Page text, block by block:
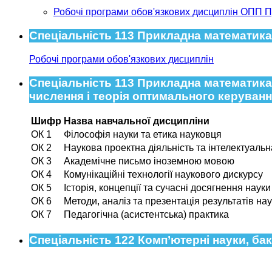
Робочі програми обов'язкових дисциплін ОПП
Спеціальність 113 Прикладна
Робочі програми обов'язкових дисциплін
Спеціальність 113 Прикладна
числення і теорія оптимального
Шифр Назва навчальної дисципліни
ОК 1
Філософія науки та етика науковця
ОК 2
Наукова проектна діяльність та
ОК 3
Академічне письмо іноземною мовою
ОК 4
Комунікаційні технології наукового дискурсу
ОК 5
Історія, концепції та сучасні досягнення науки
ОК 6
Методи, аналіз та презентація результатів
ОК 7
Педагогічна (асистентська) практика
Спеціальність 122 Комп’ютерні науки,